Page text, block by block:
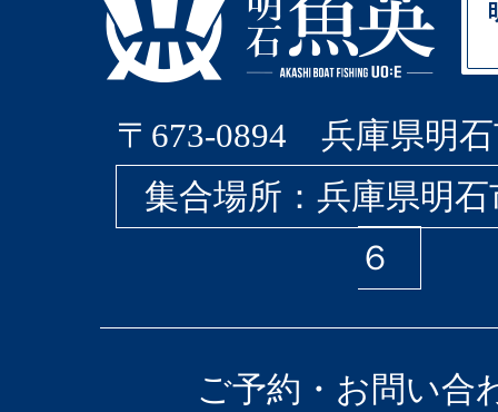
〒673-0894 兵庫県明石
集合場所：兵庫県明
６
ご予約・お問い合